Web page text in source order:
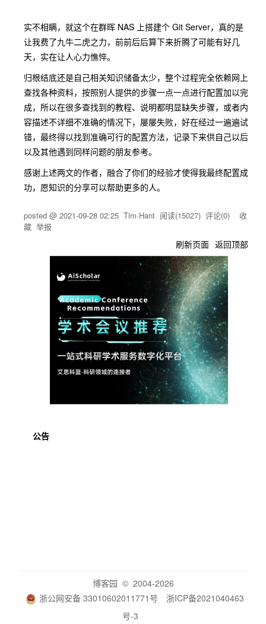
实不相瞒，就这个在群晖 NAS 上搭建个 Git Server，真的是
让我费了九牛二虎之力，前前后后算下来折腾了可能有好几
天，实在让人心力憔悴。
归根结底还是自己相关知识储备太少，整个过程完全依赖网上
查找各种资料，按照别人提供的步骤一点一点进行配置加以完
成，所以在很多查找到的教程、说明都明显缺失步骤，或者内
容描述不详细不准确的情况下，屡屡失败，好在经过一遍遍试
错，最终得以找到准确可行的配置方法，记录下来供自己以后
以及其他遇到同样问题的朋友参考。
感谢上述两文的作者，融合了你们的经验才使得我最终配置成
功，愿知识的分享可以帮助更多的人。
posted @ 2021-09-28 02:25 Tim·Hant 阅读(15027) 评论(0) 收
藏 举报
刷新页面 返回顶部
公告
博客园 © 2004-2026
浙公网安备 33010602011771号
浙ICP备2021040463
号-3